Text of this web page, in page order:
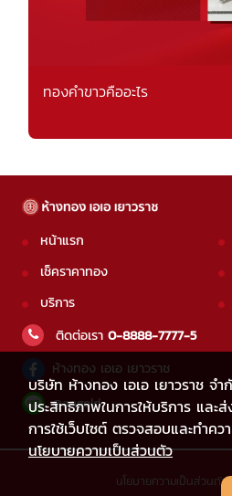
ทองคำขาวคืออะไร
บริษัท ห้างทอง เอเอ เยาวราช จ
ประสิทธิภาพในการให้บริการ และ
การใช้เว็บไซต์ ตรวจสอบและทำควา
นโยบายความเป็นส่วนตัว
หน้าแรก
เช็คราคาทอง
บริการ
ติดต่อเรา 0-8888-7777-5
ห้างทอง เอเอ เยาวราช
@aagold
นโยบายความเป็นส่วนตัว